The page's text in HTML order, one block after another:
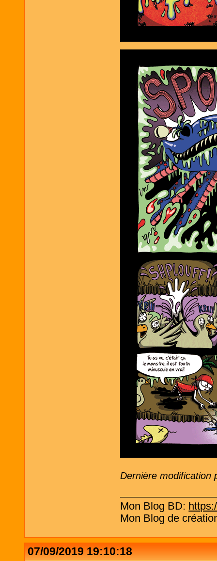
Dernière modification
Mon Blog BD:
Mon Blog de
07/09/2019 19:10:18